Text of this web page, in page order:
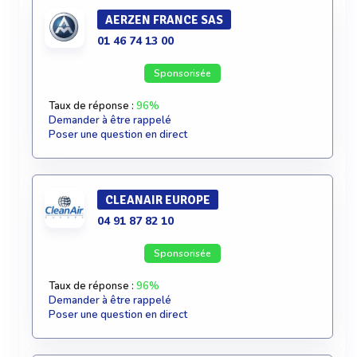
AERZEN FRANCE SAS
01 46 74 13 00
Sponsorisée
Taux de réponse : 96%
Demander à être rappelé
Poser une question en direct
CLEANAIR EUROPE
04 91 87 82 10
Sponsorisée
Taux de réponse : 96%
Demander à être rappelé
Poser une question en direct